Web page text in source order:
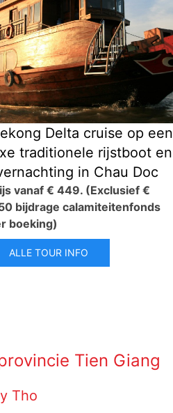
Delta cruise op een
traditionele rijstboot en
in Chau Doc
vanaf € 449. (Exclusief €
bijdrage calamiteitenfonds
boeking)
ALLE TOUR INFO
Tien Giang
Tho